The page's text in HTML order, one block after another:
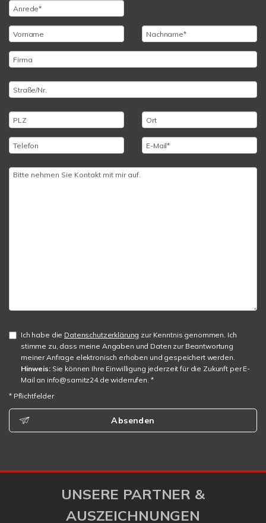
Ich habe die Datenschutzerklärung zur Kenntnis genommen. Ich
stimme zu, dass meine Angaben und Daten zur Beantwortung
meiner Anfrage elektronisch erhoben und gespeichert werden.
Hinweis:Sie können Ihre Einwilligung jederzeit für die Zukunft per E-
Mail an info@samitz24.de widerrufen. *
* Pflichtfelder
Absenden
UNSERE PARTNER &
AUSZEICHNUNGEN